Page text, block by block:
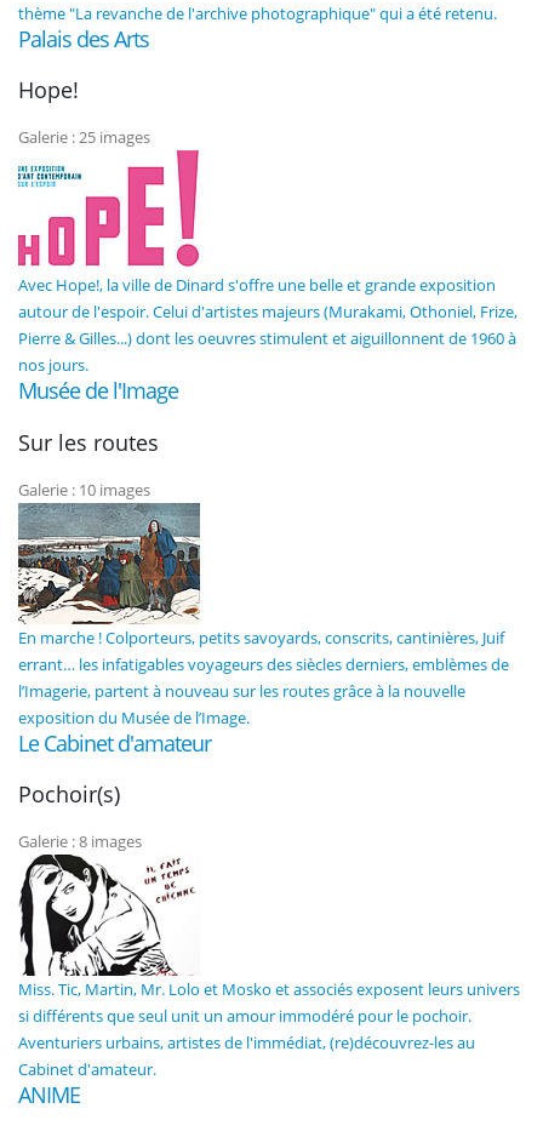
thème "La revanche de l'archive photographique" qui a été retenu.
Palais des Arts
Hope!
Galerie : 25 images
Avec Hope!, la ville de Dinard s'offre une belle et grande exposition
autour de l'espoir. Celui d'artistes majeurs (Murakami, Othoniel, Frize,
Pierre & Gilles...) dont les oeuvres stimulent et aiguillonnent de 1960 à
nos jours.
Musée de l'Image
Sur les routes
Galerie : 10 images
En marche ! Colporteurs, petits savoyards, conscrits, cantinières, Juif
errant… les infatigables voyageurs des siècles derniers, emblèmes de
l’Imagerie, partent à nouveau sur les routes grâce à la nouvelle
exposition du Musée de l’Image.
Le Cabinet d'amateur
Pochoir(s)
Galerie : 8 images
Miss. Tic, Martin, Mr. Lolo et Mosko et associés exposent leurs univers
si différents que seul unit un amour immodéré pour le pochoir.
Aventuriers urbains, artistes de l'immédiat, (re)découvrez-les au
Cabinet d'amateur.
ANIME